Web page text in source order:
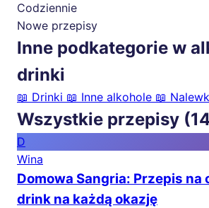
Codziennie
Nowe przepisy
Inne podkategorie w
drinki
📖 Drinki 📖 Inne alkohole 📖
Wszystkie przepisy
D
Wina
Domowa Sangria: Przepis
drink na każdą okazję